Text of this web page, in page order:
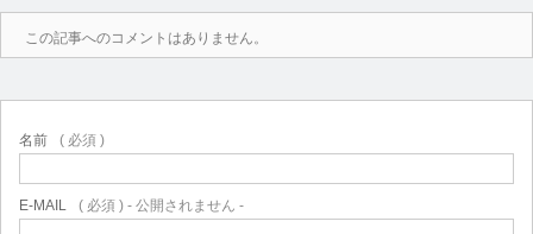
この記事へのコメントはありません。
名前 ( 必須 )
E-MAIL ( 必須 ) - 公開されません -